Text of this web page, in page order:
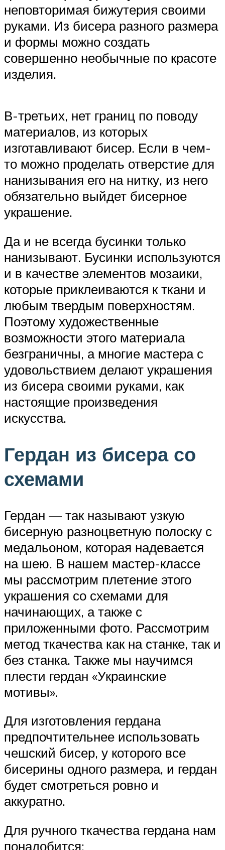
неповторимая бижутерия своими
руками. Из бисера разного размера
и формы можно создать
совершенно необычные по красоте
изделия.
В-третьих, нет границ по поводу
материалов, из которых
изготавливают бисер. Если в чем-
то можно проделать отверстие для
нанизывания его на нитку, из него
обязательно выйдет бисерное
украшение.
Да и не всегда бусинки только
нанизывают. Бусинки используются
и в качестве элементов мозаики,
которые приклеиваются к ткани и
любым твердым поверхностям.
Поэтому художественные
возможности этого материала
безграничны, а многие мастера с
удовольствием делают украшения
из бисера своими руками, как
настоящие произведения
искусства.
Гердан из бисера со
схемами
Гердан — так называют узкую
бисерную разноцветную полоску с
медальоном, которая надевается
на шею. В нашем мастер-классе
мы рассмотрим плетение этого
украшения со схемами для
начинающих, а также с
приложенными фото. Рассмотрим
метод ткачества как на станке, так и
без станка. Также мы научимся
плести гердан «Украинские
мотивы».
Для изготовления гердана
предпочтительнее использовать
чешский бисер, у которого все
бисерины одного размера, и гердан
будет смотреться ровно и
аккуратно.
Для ручного ткачества гердана нам
понадобится: